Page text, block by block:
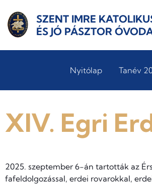
SZENT IMRE
ÉS JÓ PÁSZTOR
Nyitólap Tanév
XIV. Egri
2025. szeptember 6-án tartották az
fafeldolgozással, erdei rovarokkal,